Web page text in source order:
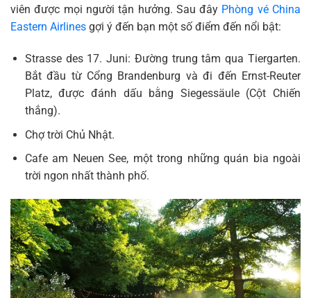
viên được mọi người tận hưởng. Sau đây Phòng vé China
Eastern Airlines gợi ý đến bạn một số điểm đến nổi bật:
Strasse des 17. Juni: Đường trung tâm qua Tiergarten.
Bắt đầu từ Cổng Brandenburg và đi đến Ernst-Reuter
Platz, được đánh dấu bằng Siegessäule (Cột Chiến
thắng).
Chợ trời Chủ Nhật.
Cafe am Neuen See, một trong những quán bia ngoài
trời ngon nhất thành phố.